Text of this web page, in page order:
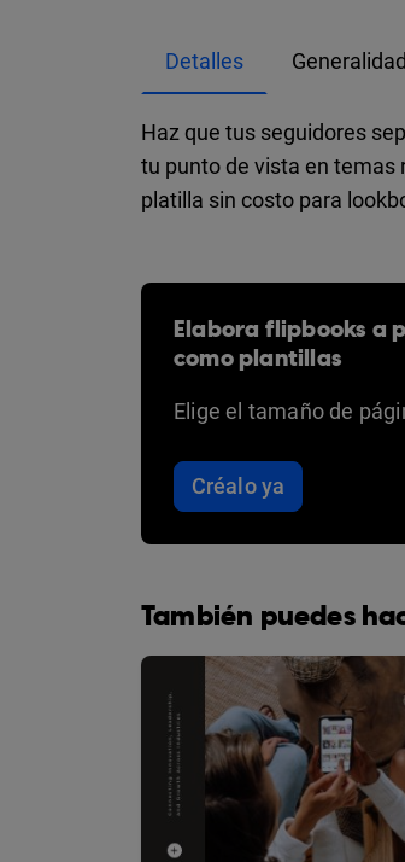
Detalles
Haz que tus seguidores
tu punto de vista en temas
platilla sin costo para
Elabora flipbooks a
como plantillas
Elige el tamaño de
Créalo ya
También puedes